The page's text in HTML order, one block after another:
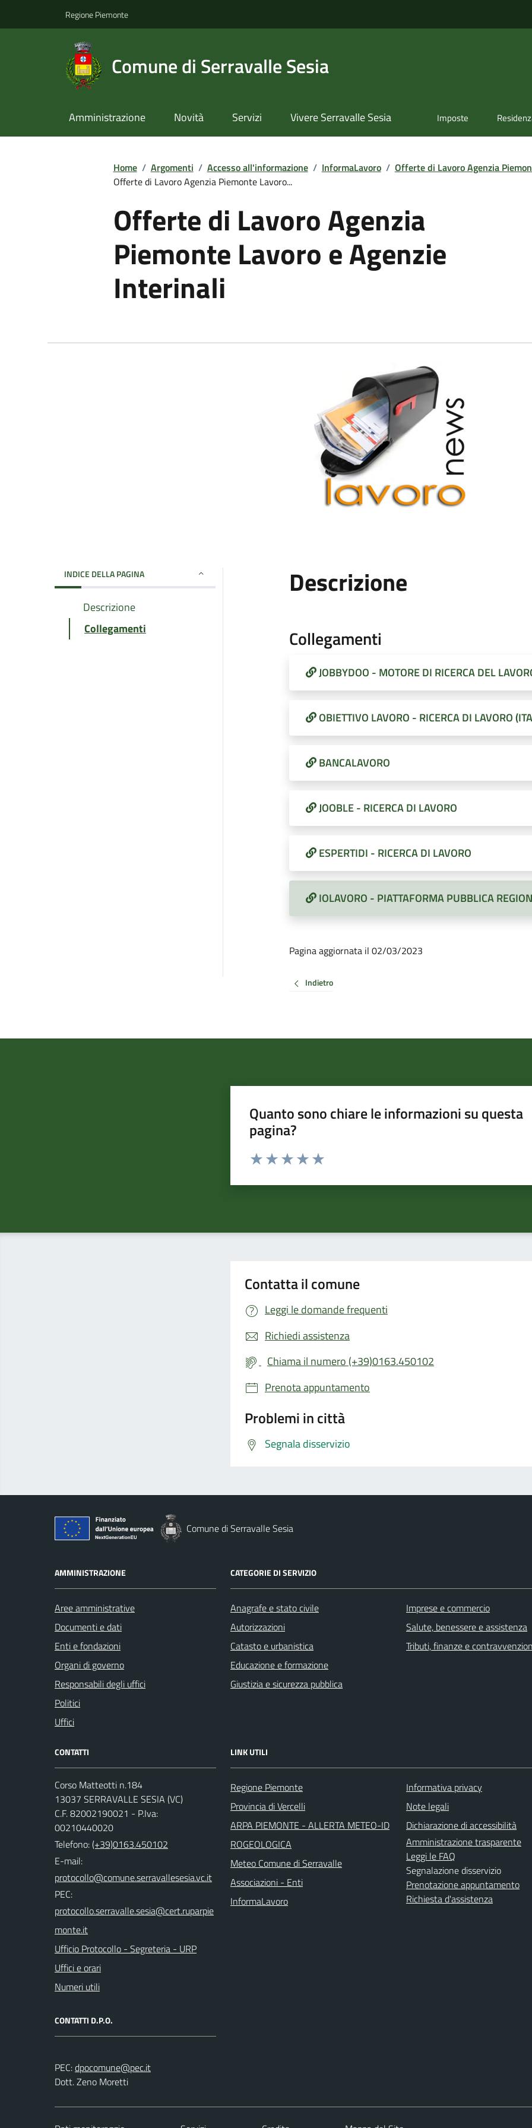
Regione Piemonte
Comune di Serravalle Sesia
Amministrazione Novità Servizi Vivere Serravalle Sesia Imposte
Home / Argomenti / Accesso all'informazione / InformaLavoro / Offerte di Lavoro Agenzia
Offerte di Lavoro Agenzia Piemonte Lavoro...
Offerte di Lavoro Agenzia
Piemonte Lavoro e Agenzie
Interinali
INDICE DELLA PAGINA
Descrizione
Collegamenti
Descrizione
Collegamenti
JOBBYDOO - MOTORE DI RICERCA DEL
OBIETTIVO LAVORO - RICERCA DI LAVORO
BANCALAVORO
JOOBLE - RICERCA DI LAVORO
ESPERTIDI - RICERCA DI LAVORO
IOLAVORO - PIATTAFORMA PUBBLICA
Pagina aggiornata il 02/03/2023
Indietro
Quanto sono chiare le informazioni su questa
pagina?
Valuta da 1 a 5 stelle la pagina
Contatta il comune
Leggi le domande frequenti
Richiedi assistenza
Chiama il numero (+39)0163.450102
Prenota appuntamento
Problemi in città
Segnala disservizio
Comune di Serravalle Sesia
AMMINISTRAZIONE
Aree amministrative
Documenti e dati
Enti e fondazioni
Organi di governo
Responsabili degli uffici
Politici
Uffici
CATEGORIE DI SERVIZIO
Anagrafe e stato civile
Autorizzazioni
Catasto e urbanistica
Educazione e formazione
Giustizia e sicurezza pubblica
Imprese e commercio
Salute, benessere e assistenza
Tributi, finanze e
CONTATTI
Corso Matteotti n.184
13037 SERRAVALLE SESIA (VC)
C.F. 82002190021 - P.Iva:
00210440020
Telefono:(+39)0163.450102
E-mail:
PEC:
Ufficio Protocollo - Segreteria - URP
Uffici e orari
Numeri utili
CONTATTI D.P.O.
PEC:
Dott. Zeno Moretti
LINK UTILI
Regione Piemonte
Provincia di Vercelli
ARPA PIEMONTE - ALLERTA METEO-ID
ROGEOLOGICA
Meteo Comune di Serravalle
Associazioni - Enti
InformaLavoro
Informativa privacy
Note legali
Dichiarazione di accessibilità
Amministrazione trasparente
Leggi le FAQ
Segnalazione disservizio
Prenotazione appuntamento
Richiesta d'assistenza